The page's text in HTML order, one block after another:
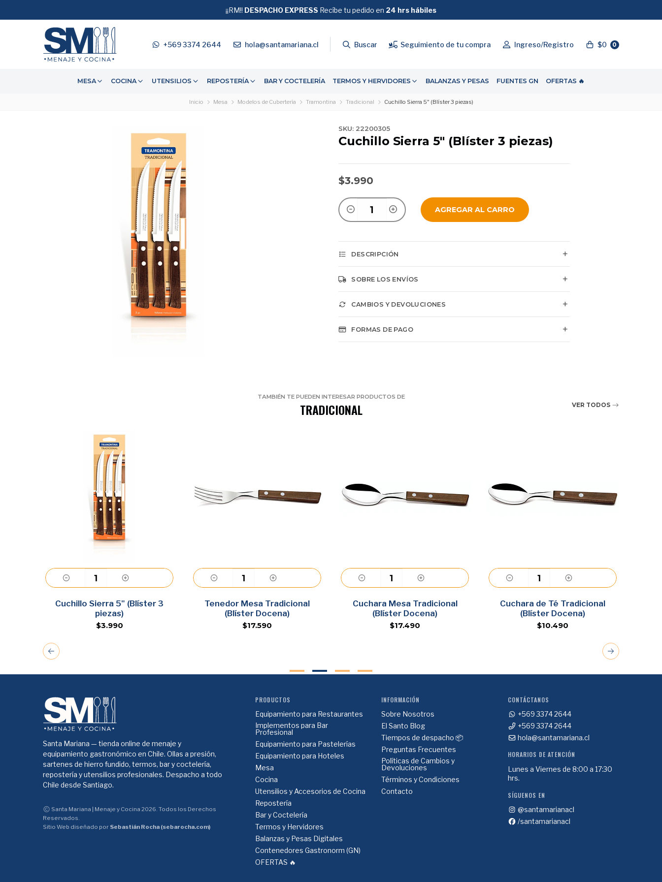
+569 3374 2644 hola@santamariana.cl Buscar Seguimiento de tu compra Ingreso/Registro $0 0
MESA COCINA UTENSILIOS REPOSTERÍA BAR Y COCTELERÍA TERMOS Y HERVIDORES BALANZAS Y PESAS FUENTES GN OFERTAS 🔥
GRATIS SOBRE $39.990
¡¡RM!! DESPACHO EXPRESS Recíbe tu pedido en 24 hrs hábiles
Inicio Mesa Modelos de Cubertería Tramontina Tradicional Cuchillo Sierra 5" (Blíster 3 piezas)
SKU: 22200305
Cuchillo Sierra 5" (Blíster 3 piezas)
$3.990
AGREGAR AL CARRO
DESCRIPCIÓN
SOBRE LOS ENVÍOS
CAMBIOS Y DEVOLUCIONES
FORMAS DE PAGO
TAMBIÉN TE PUEDEN INTERESAR PRODUCTOS DE
TRADICIONAL VER TODOS
Agregar
Cuchillo Sierra 5" (Blíster 3
piezas)
$3.990
Agregar
Tenedor Mesa Tradicional
(Blíster Docena)
$17.590
Agregar
Cuchara Mesa Tradicional
(Blíster Docena)
$17.490
Agregar
Cuchara de Té Tradicional
(Blíster Docena)
$10.490
Santa Mariana — tienda online de menaje y
equipamiento gastronómico en Chile. Ollas a presión,
sartenes de hierro fundido, termos, bar y coctelería,
repostería y utensilios profesionales. Despacho a todo
Chile desde Santiago.
Santa Mariana | Menaje y Cocina 2026. Todos los Derechos
Reservados.
Sitio Web diseñado por Sebastián Rocha (sebarocha.com)
PRODUCTOS
Equipamiento para Restaurantes
Implementos para Bar
Profesional
Equipamiento para Pastelerías
Equipamiento para Hoteles
Mesa
Cocina
Utensilios y Accesorios de Cocina
Repostería
Bar y Coctelería
Termos y Hervidores
Balanzas y Pesas Digitales
Contenedores Gastronorm (GN)
OFERTAS 🔥
INFORMACIÓN
Sobre Nosotros
El Santo Blog
Tiempos de despacho 📦
Preguntas Frecuentes
Políticas de Cambios y
Devoluciones
Términos y Condiciones
Contacto
CONTÁCTANOS
+569 3374 2644
+569 3374 2644
hola@santamariana.cl
HORARIOS DE ATENCIÓN
Lunes a Viernes de 8:00 a 17:30
hrs.
SÍGUENOS EN
@santamarianacl
/santamarianacl